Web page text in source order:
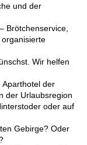
und der
Brötchenservice,
Wir helfen
Aparthotel der
der Urlaubsregion
oder auf
Gebirge? Oder